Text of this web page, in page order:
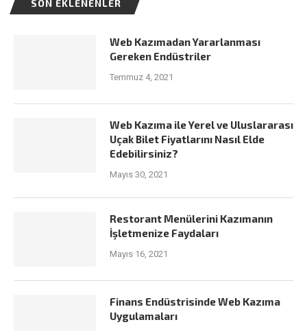
SON EKLENENLER
Web Kazımadan Yararlanması
Gereken Endüstriler
Temmuz 4, 2021
Web Kazıma ile Yerel ve Uluslararası
Uçak Bilet Fiyatlarını Nasıl Elde
Edebilirsiniz?
Mayıs 30, 2021
Restorant Menülerini Kazımanın
İşletmenize Faydaları
Mayıs 16, 2021
Finans Endüstrisinde Web Kazıma
Uygulamaları